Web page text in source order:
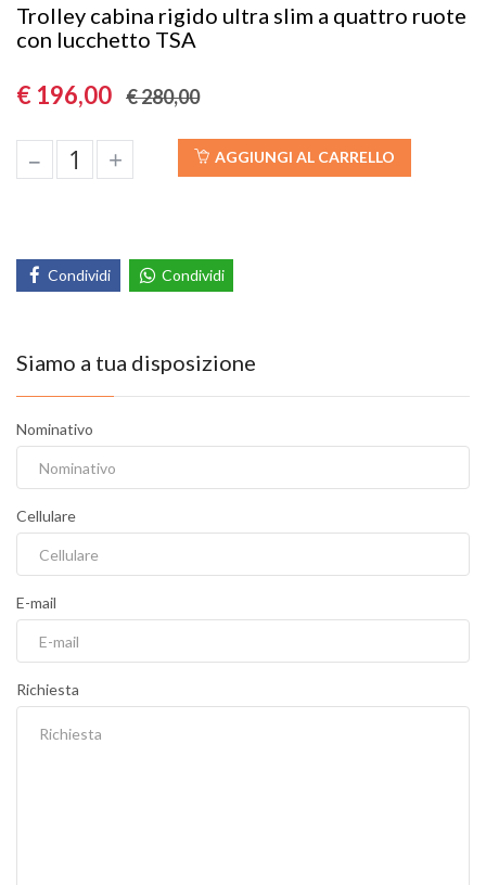
Trolley cabina rigido ultra slim a quattro ruote
con lucchetto TSA
€ 196,00 € 280,00
– + AGGIUNGI AL CARRELLO
Condividi Condividi
Siamo a tua disposizione
Nominativo
Cellulare
E-mail
Richiesta